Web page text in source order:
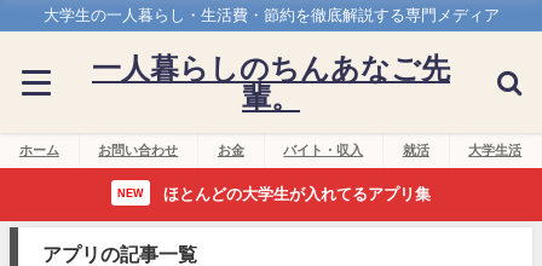
大学生の一人暮らし・生活費・節約を徹底解説する専門メディア
一人暮らしのちんあなご先
輩。
ホーム お問い合わせ お金 バイト・収入 就活 大学生活
NEW ほとんどの大学生が入れてるアプリ集
アプリの記事一覧